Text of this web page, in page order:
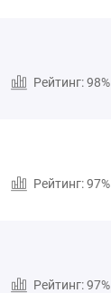
Рейтинг: 98%
Рейтинг: 97%
Рейтинг: 97%